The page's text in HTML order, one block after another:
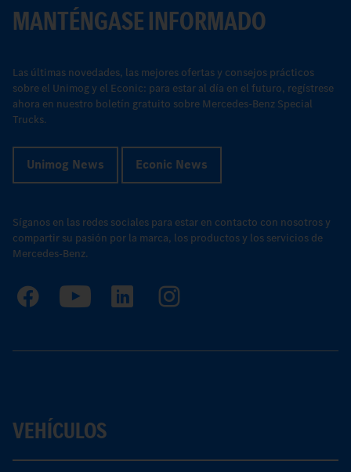
MANTÉNGASE INFORMADO
Las últimas novedades, las mejores ofertas y consejos prácticos
sobre el Unimog y el Econic: para estar al día en el futuro, regístrese
ahora en nuestro boletín gratuito sobre Mercedes-Benz Special
Trucks.
Unimog News Econic News
Síganos en las redes sociales para estar en contacto con nosotros y
compartir su pasión por la marca, los productos y los servicios de
Mercedes-Benz.
VEHÍCULOS